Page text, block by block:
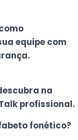
equipe com
na
profissional.
fonético?